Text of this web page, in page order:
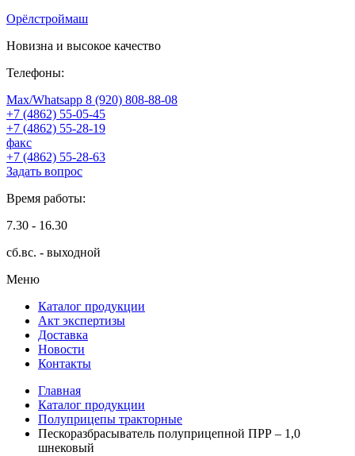
Орёлстроймаш
Новизна и высокое качество
Телефоны:
Max/Whatsapp 8 (920) 808-88-08
+7 (4862) 55-05-45
+7 (4862) 55-28-19
факс
+7 (4862) 55-28-63
Задать вопрос
Время работы:
7.30 - 16.30
сб.вс. - выходной
Меню
Каталог продукции
Акт экспертизы
Доставка
Новости
Контакты
Главная
Каталог продукции
Полуприцепы тракторные
Пескоразбрасыватель полуприцепной ПРР – 1,0
шнековый